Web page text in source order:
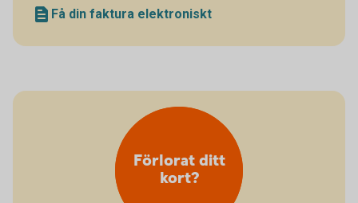
Få din faktura elektroniskt
Förlorat ditt
kort?